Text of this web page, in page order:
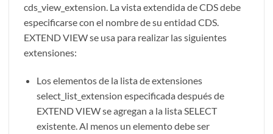
cds_view_extension. La vista extendida de CDS debe
especificarse con el nombre de su entidad CDS.
EXTEND VIEW se usa para realizar las siguientes
extensiones:
Los elementos de la lista de extensiones
select_list_extension especificada después de
EXTEND VIEW se agregan a la lista SELECT
existente. Al menos un elemento debe ser